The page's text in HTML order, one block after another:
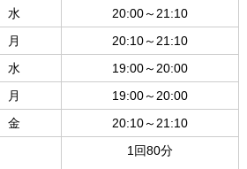
水
20:00～21:10
月
20:10～21:10
水
19:00～20:00
月
19:00～20:00
金 20:10～21:10
1回80分